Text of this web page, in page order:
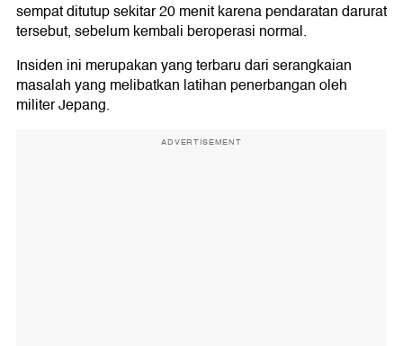
sempat ditutup sekitar 20 menit karena pendaratan darurat
tersebut, sebelum kembali beroperasi normal.
Insiden ini merupakan yang terbaru dari serangkaian
masalah yang melibatkan latihan penerbangan oleh
militer Jepang.
ADVERTISEMENT